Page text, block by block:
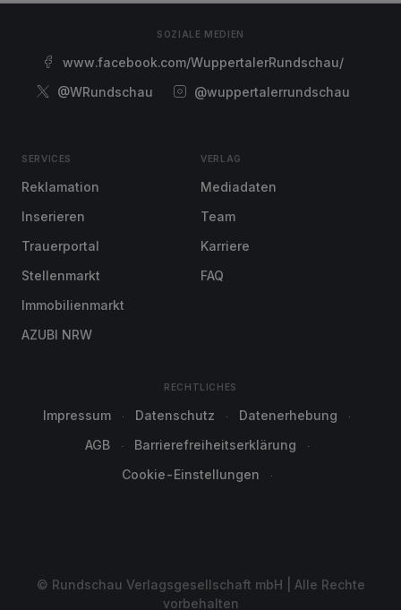
SOZIALE MEDIEN
www.facebook.com/WuppertalerRundschau/
@WRundschau
@wuppertalerrundschau
SERVICES
Reklamation
Inserieren
Trauerportal
Stellenmarkt
Immobilienmarkt
AZUBI NRW
VERLAG
Mediadaten
Team
Karriere
FAQ
RECHTLICHES
Impressum Datenschutz
Datenerhebung
AGB
Barrierefreiheitserklärung
Cookie-Einstellungen
© Rundschau Verlagsgesellschaft mbH | Alle Rechte
vorbehalten